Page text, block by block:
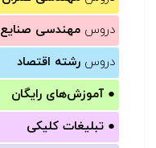
دروس مهندسی صنایع
دروس رشته اقتصاد
● آموزش‌های رایگان
● تبلیغات کلیکی